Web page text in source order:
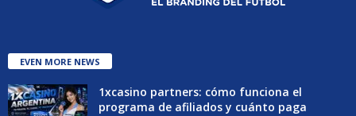
EVEN MORE NEWS
1xcasino partners: cómo funciona el
programa de afiliados y cuánto paga